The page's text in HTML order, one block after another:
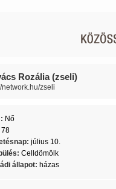
Rozália (zseli)
network.hu/zseli
Nő
78
július 10.
Celldömölk
állapot: házas